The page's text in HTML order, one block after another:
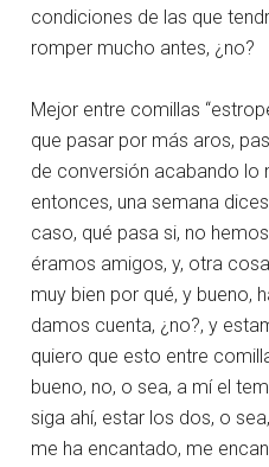
condiciones de las que
romper mucho antes, ¿no?
Mejor entre comillas
que pasar por más aros,
de conversión acabando lo
entonces, una semana
caso, qué pasa si, no
éramos amigos, y, otra
muy bien por qué, y bueno,
damos cuenta, ¿no?, y
quiero que esto entre
bueno, no, o sea, a mí el
siga ahí, estar los dos, o
me ha encantado, me